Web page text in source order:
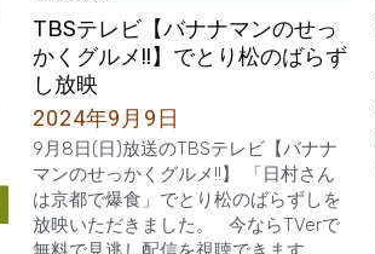
TBSテレビ【バナナマンのせっ
かくグルメ!!】でとり松のばらず
し放映
2024年9月9日
9月8日(日)放送のTBSテレビ【バナナ
マンのせっかくグルメ!!】 「日村さん
は京都で爆食」でとり松のばらずしを
放映いただきました。 今ならTVerで